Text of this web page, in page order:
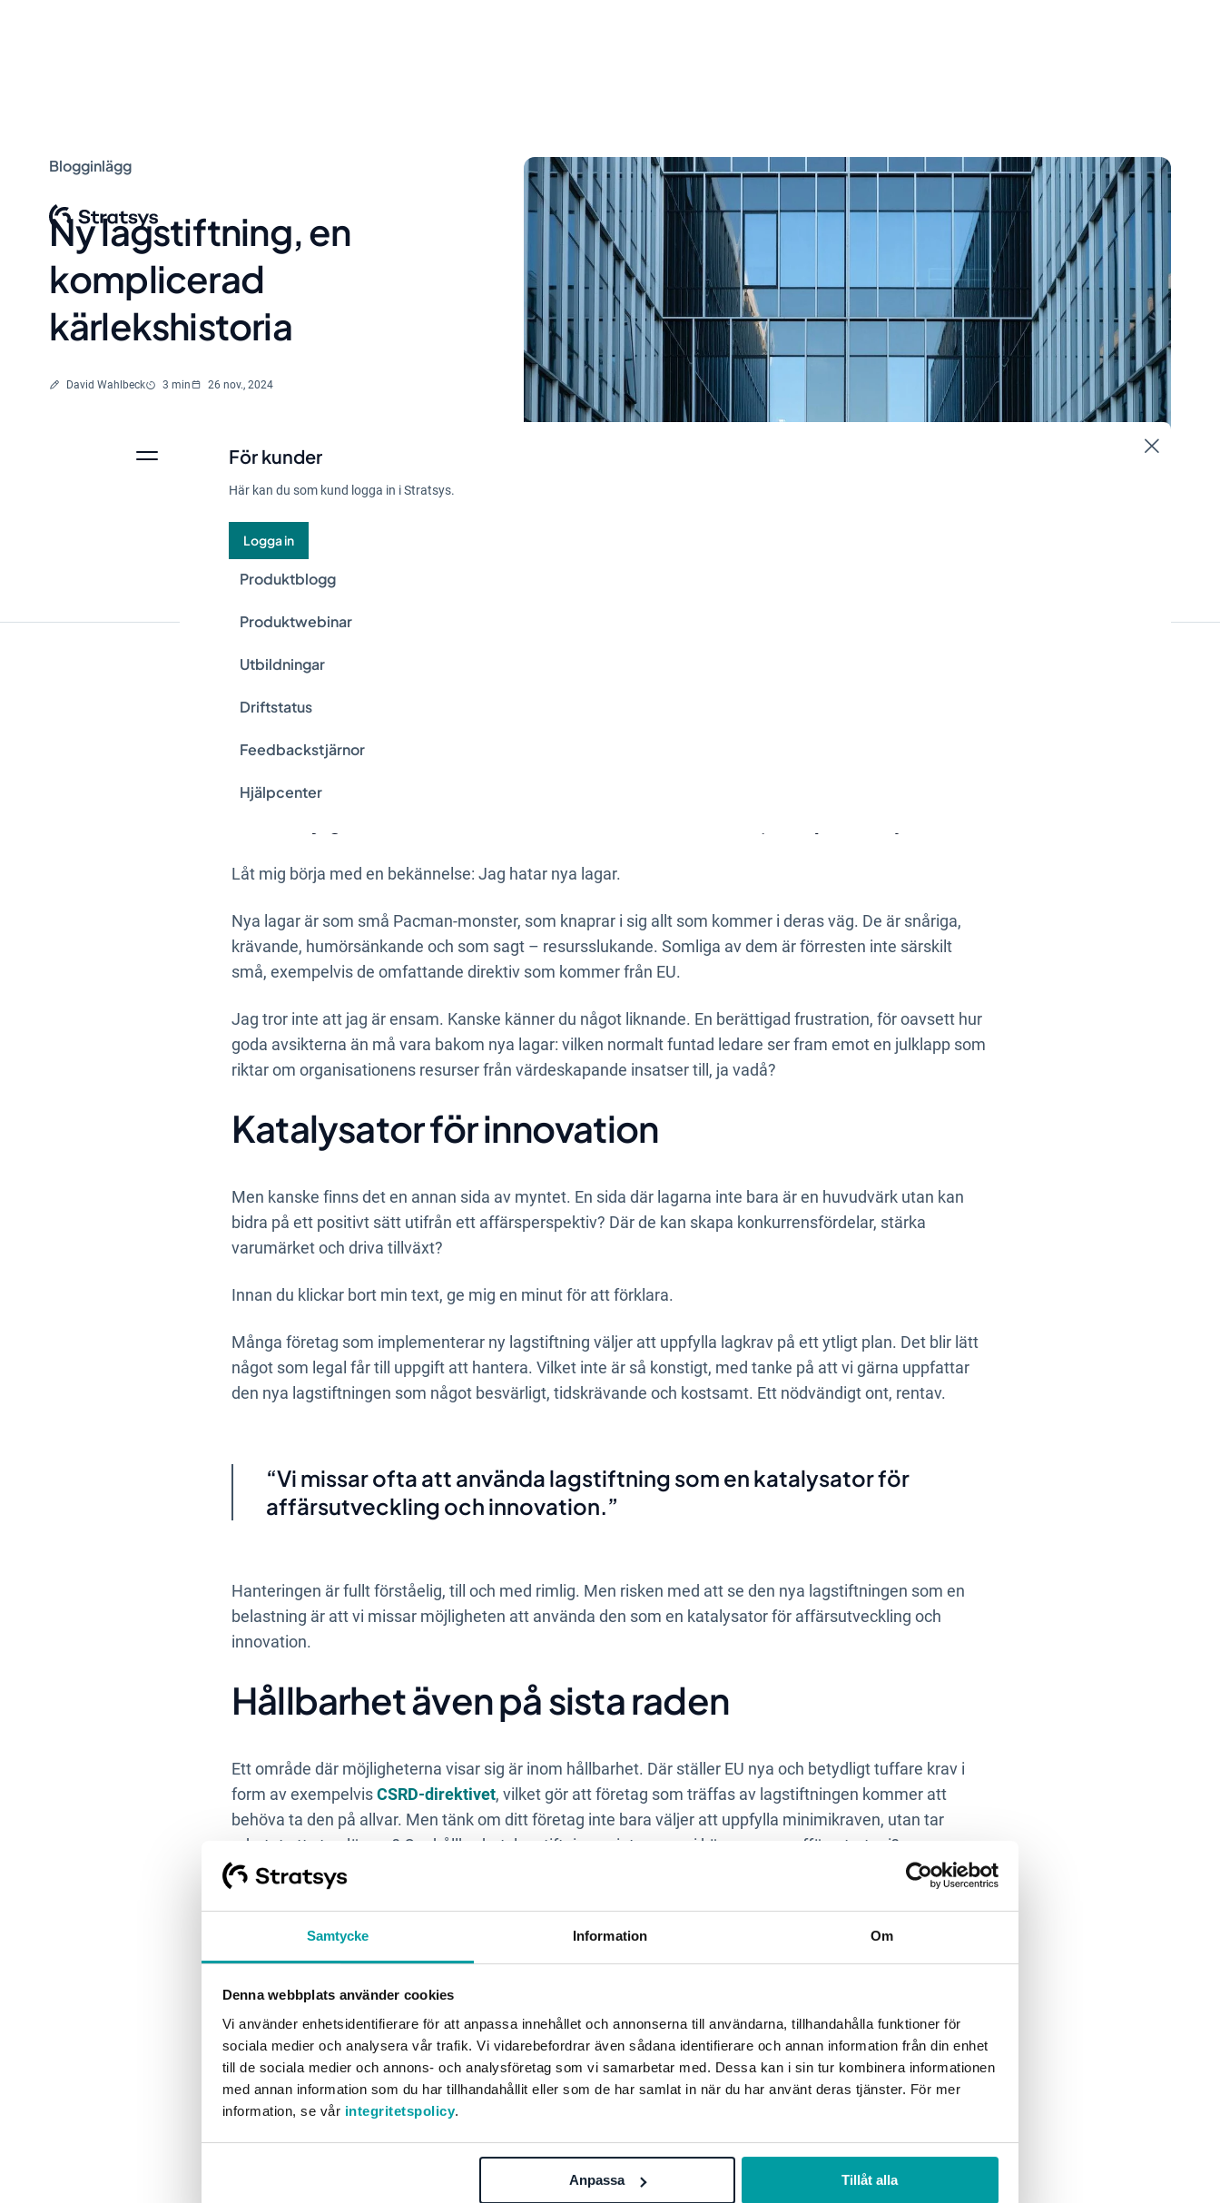
Samtycke Information Om
Denna webbplats använder cookies
Vi använder enhetsidentifierare för att anpassa innehållet och annonserna till användarna, tillhandahålla funktioner för
sociala medier och analysera vår trafik. Vi vidarebefordrar även sådana identifierare och annan information från din enhet
till de sociala medier och annons- och analysföretag som vi samarbetar med. Dessa kan i sin tur kombinera informationen
med annan information som du har tillhandahållit eller som de har samlat in när du har använt deras tjänster. För mer
information, se vår integritetspolicy.
Anpassa Tillåt alla
För kunder
Här kan du som kund logga in i Stratsys.
Logga in
Produktblogg
Produktwebinar
Utbildningar
Driftstatus
Feedbackstjärnor
Hjälpcenter
Blogginlägg
Ny lagstiftning, en
komplicerad
kärlekshistoria
Skriven av
David Wahlbeck Lästid
3 min 26 nov., 2024
Nya lagar kan upplevas som en börda. Men tänk om vi istället såg nya lagkrav som en
kan företag inte bara minimera risker utan även stärka sin långsiktiga
konkurrenskraft. Genom att omfamna nya lagar har du möjlighet att skapa nya
Låt mig börja med en bekännelse: Jag hatar nya lagar.
Nya lagar är som små Pacman-monster, som knaprar i sig allt som kommer i deras väg. De är snåriga,
krävande, humörsänkande och som sagt – resursslukande. Somliga av dem är förresten inte särskilt
små, exempelvis de omfattande direktiv som kommer från EU.
Jag tror inte att jag är ensam. Kanske känner du något liknande. En berättigad frustration, för oavsett hur
goda avsikterna än må vara bakom nya lagar: vilken normalt funtad ledare ser fram emot en julklapp som
riktar om organisationens resurser från värdeskapande insatser till, ja vadå?
Katalysator för innovation
Men kanske finns det en annan sida av myntet. En sida där lagarna inte bara är en huvudvärk utan kan
bidra på ett positivt sätt utifrån ett affärsperspektiv? Där de kan skapa konkurrensfördelar, stärka
varumärket och driva tillväxt?
Innan du klickar bort min text, ge mig en minut för att förklara.
Många företag som implementerar ny lagstiftning väljer att uppfylla lagkrav på ett ytligt plan. Det blir lätt
något som legal får till uppgift att hantera. Vilket inte är så konstigt, med tanke på att vi gärna uppfattar
den nya lagstiftningen som något besvärligt, tidskrävande och kostsamt. Ett nödvändigt ont, rentav.
Vi missar ofta att använda lagstiftning som en katalysator för
affärsutveckling och innovation.
Hanteringen är fullt förståelig, till och med rimlig. Men risken med att se den nya lagstiftningen som en
belastning är att vi missar möjligheten att använda den som en katalysator för affärsutveckling och
innovation.
Hållbarhet även på sista raden
Ett område där möjligheterna visar sig är inom hållbarhet. Där ställer EU nya och betydligt tuffare krav i
form av exempelvisCSRD-direktivet, vilket gör att företag som träffas av lagstiftningen kommer att
behöva ta den på allvar. Men tänk om ditt företag inte bara väljer att uppfylla minimikraven, utan tar
arbetet ett steg längre? Om hållbarhetslagstiftningen integreras i kärnan av er affärsstrategi?
Genom att låta hållbarhet ligga till grund för både produktutveckling och marknadsföring erbjuder initiativ
som CSRD ett perfekt tillfälle att ta ett stort kliv för att möta kundernas efterfrågan på gröna lösningar –
en trend som bara kommer att växa sig starkare under kommande år.
Genom en ordentlig satsning på hållbarhet kan du höja värdet på det
du erbjuder.
Genom en ordentlig – och ärligt menad – satsning på hållbarhet har du möjlighet att lägga grunden för att
höja värdet på det du erbjuder. Krasst uttryckt: att ta ut ett premiumpris för produkter som bidrar till ett
hållbart samhälle. Det har potential att skapa ett affärsvärde för dig som går långt bortom lagens